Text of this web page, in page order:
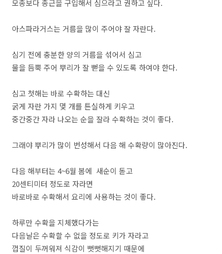
모종보다 종근을 구입해서 심으라고 권하고 싶다.
아스파라거스는 거름을 많이 주어야 잘 자란다.
심기 전에 충분한 양의 거름을 섞어서 심고
물을 듬뿍 주어 뿌리가 잘 뻗을 수 있도록 하여야 한다.
심고 첫해는 바로 수확하는 대신
굵게 자란 가지 몇 개를 튼실하게 키우고
중간중간 자라 나오는 순을 잘라 수확하는 것이 좋다.
그래야 뿌리가 많이 번성해서 다음 해 수확량이 많아진다.
다음 해부터는 4~6월 봄에 새순이 돋고
20센티미터 정도로 자라면
바로바로 수확해서 요리에 사용하는 것이 좋다.
하루만 수확을 지체했다가는
다음날은 수확할 수 없을 정도로 키가 자라고
껍질이 두꺼워져 식감이 뻣뻣해지기 때문에